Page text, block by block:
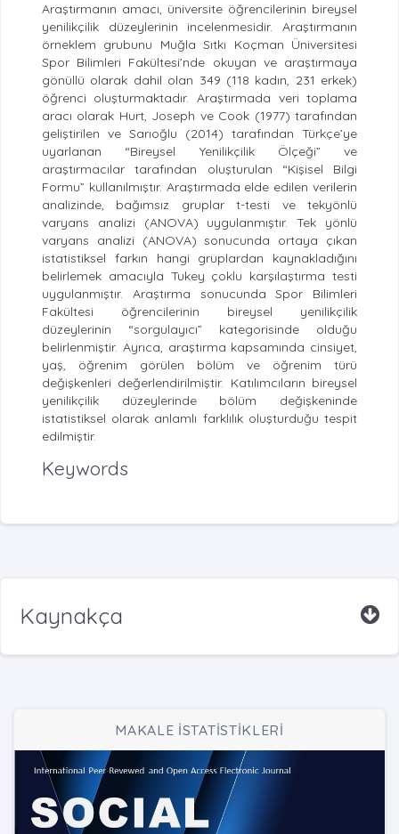
Araştırmanın amacı, üniversite öğrencilerinin bireysel
yenilikçilik düzeylerinin incelenmesidir. Araştırmanın
örneklem grubunu Muğla Sıtkı Koçman Üniversitesi
Spor Bilimleri Fakültesi’nde okuyan ve araştırmaya
gönüllü olarak dahil olan 349 (118 kadın, 231 erkek)
öğrenci oluşturmaktadır. Araştırmada veri toplama
aracı olarak Hurt, Joseph ve Cook (1977) tarafından
geliştirilen ve Sarıoğlu (2014) tarafından Türkçe’ye
uyarlanan “Bireysel Yenilikçilik Ölçeği” ve
araştırmacılar tarafından oluşturulan “Kişisel Bilgi
Formu” kullanılmıştır. Araştırmada elde edilen verilerin
analizinde, bağımsız gruplar t-testi ve tekyönlü
varyans analizi (ANOVA) uygulanmıştır. Tek yönlü
varyans analizi (ANOVA) sonucunda ortaya çıkan
istatistiksel farkın hangi gruplardan kaynakladığını
belirlemek amacıyla Tukey çoklu karşılaştırma testi
uygulanmıştır. Araştırma sonucunda Spor Bilimleri
Fakültesi öğrencilerinin bireysel yenilikçilik
düzeylerinin “sorgulayıcı” kategorisinde olduğu
belirlenmiştir. Ayrıca, araştırma kapsamında cinsiyet,
yaş, öğrenim görülen bölüm ve öğrenim türü
değişkenleri değerlendirilmiştir. Katılımcıların bireysel
yenilikçilik düzeylerinde bölüm değişkeninde
istatistiksel olarak anlamlı farklılık oluşturduğu tespit
edilmiştir.
Keywords
Kaynakça
MAKALE İSTATİSTİKLERİ